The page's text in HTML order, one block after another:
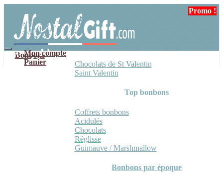
navigation
contenu
Mon compte
Panier
Bonbons
Chocolats de St Valentin
Saint Valentin
Top bonbons
Coffrets bonbons
Acidulés
Chocolats
Réglisse
Guimauve / Marshmallow
Bonbons par époque
Promo !
Promo !
Promo !
Promo !